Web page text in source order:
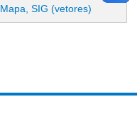
Mapa, SIG (vetores)